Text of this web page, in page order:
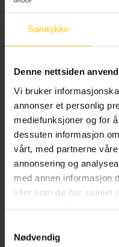
Samtykke
Denne nettsiden
Vi bruker
annonser et personlig
mediefunksjoner og for
dessuten informasjon
vårt, med partnerne
annonsering og
med annen informasjon
eller som de har samlet
tjenestene deres.
Nødvendig
Espen
Alt